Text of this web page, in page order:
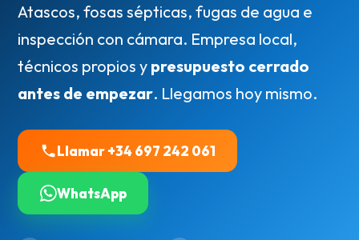
Atascos, fosas sépticas, fugas de agua e
inspección con cámara. Empresa local,
técnicos propios y presupuesto cerrado
antes de empezar. Llegamos hoy mismo.
Llamar +34 697 242 061
WhatsApp